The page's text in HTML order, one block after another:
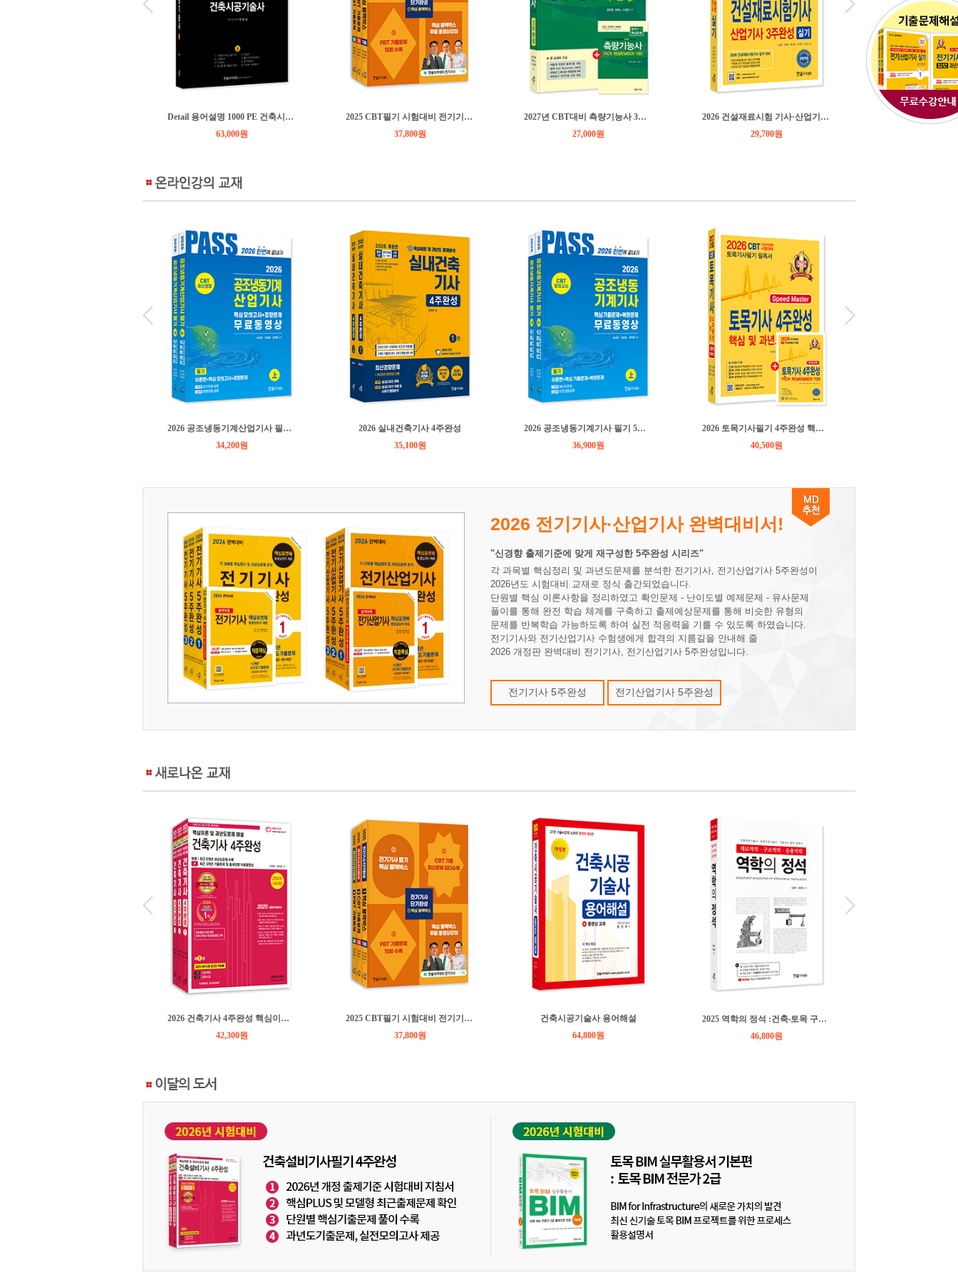
Detail 용어설명 1000 PE 건축시공기술사(上)
63,000원
2025 CBT필기 시험대비 전기기사 단기완성
37,800원
2027년 CBT대비 측량기능사 3주완성(무료쿠폰CBT모의고사)
27,000원
2026 건설재료시험 기사·산업기사 3주완성 실기(필답형+작업형)
29,700원
2026 공조냉동기계산업기사 필기 5주완성
34,200원
2026 실내건축기사 4주완성
35,100원
2026 공조냉동기계기사 필기 5주완성
36,900원
2026 토목기사필기 4주완성 핵심 및 과년도 문제해설
40,500원
2026 전기기사·산업기사 완벽대비서!
"신경향 출제기준에 맞게 재구성한 5주완성 시리즈"
각 과목별 핵심정리 및 과년도문제를 분석한 전기기사, 전기산업기사 5주완성이
2026년도 시험대비 교재로 정식 출간되었습니다.
단원별 핵심 이론사항을 정리하였고 확인문제 - 난이도별 예제문제 - 유사문제
풀이를 통해 완전 학습 체계를 구축하고 출제예상문제를 통해 비슷한 유형의
문제를 반복학습 가능하도록 하여 실전 적응력을 기를 수 있도록 하였습니다.
전기기사와 전기산업기사 수험생에게 합격의 지름길을 안내해 줄
2026 개정판 완벽대비 전기기사, 전기산업기사 5주완성입니다.
전기기사 5주완성 전기산업기사 5주완성
2026 건축기사 4주완성 핵심이론 및 과년도 문제해설
42,300원
2025 CBT필기 시험대비 전기기사 단기완성
37,800원
건축시공기술사 용어해설
64,800원
2025 역학의 정석 :건축‧토목 구조기술사,기술고시
46,800원